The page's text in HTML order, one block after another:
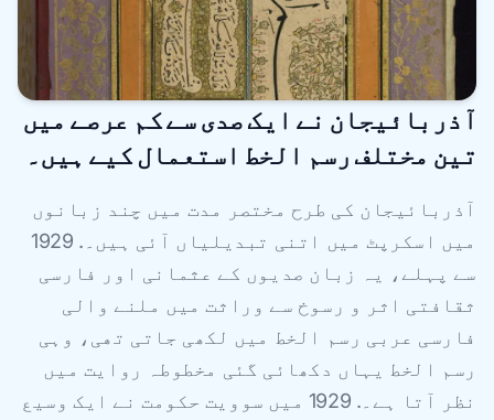
آذربائیجان نے ایک صدی سے کم عرصے میں
تین مختلف رسم الخط استعمال کیے ہیں۔
آذربائیجان کی طرح مختصر مدت میں چند زبانوں
میں اسکرپٹ میں اتنی تبدیلیاں آئی ہیں۔. 1929
سے پہلے، یہ زبان صدیوں کے عثمانی اور فارسی
ثقافتی اثر و رسوخ سے وراثت میں ملنے والی
فارسی عربی رسم الخط میں لکھی جاتی تھی، وہی
رسم الخط یہاں دکھائی گئی مخطوطہ روایت میں
نظر آتا ہے۔. 1929 میں سوویت حکومت نے ایک وسیع